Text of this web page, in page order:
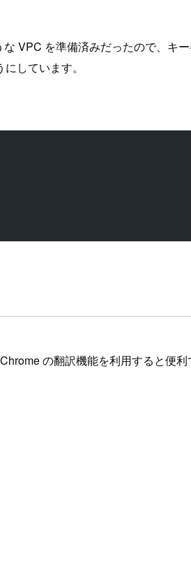
VPC を準備済みだったので、キー
しています。
の翻訳機能を利用すると便利